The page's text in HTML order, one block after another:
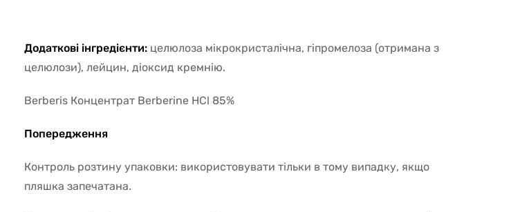
Додаткові інгредієнти: целюлоза мікрокристалічна, гіпромелоза (отримана з
целюлози), лейцин, діоксид кремнію.
Berberis Концентрат Berberine HCl 85%
Попередження
Контроль розтину упаковки: використовувати тільки в тому випадку, якщо
пляшка запечатана.